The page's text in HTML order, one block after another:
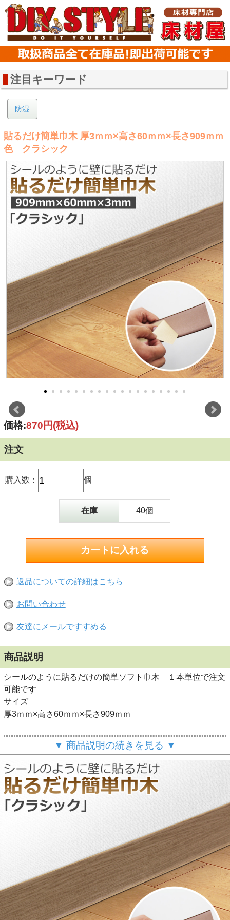
注目キーワード
防湿
貼るだけ簡単巾木 厚3ｍｍ×高さ60ｍｍ×長さ909ｍｍ
色 クラシック
価格:870円(税込)
注文
購入数： 個
在庫 40個
返品についての詳細はこちら
お問い合わせ
友達にメールですすめる
商品説明
シールのように貼るだけの簡単ソフト巾木 １本単位で注文
可能です
サイズ
厚3ｍｍ×高さ60ｍｍ×長さ909ｍｍ
商品の特徴
薄型で軽く柔らかいビニル巾木です。
裏面が粘着加工になっておりますので、剥離紙をはがし壁面
に貼り付けるだけで、誰でも簡単に施工ができます。
長さも909mmと短く扱いやすいので、初心者の方にもおす
すめです。
マンションや住宅などの巾木として
裏面の剥離紙をはがし、シールのように貼り付けるだけの簡
単施工です。
従来の巾木のように両面テープやボンドは必要ありません。
▼ 商品説明の続きを見る ▼